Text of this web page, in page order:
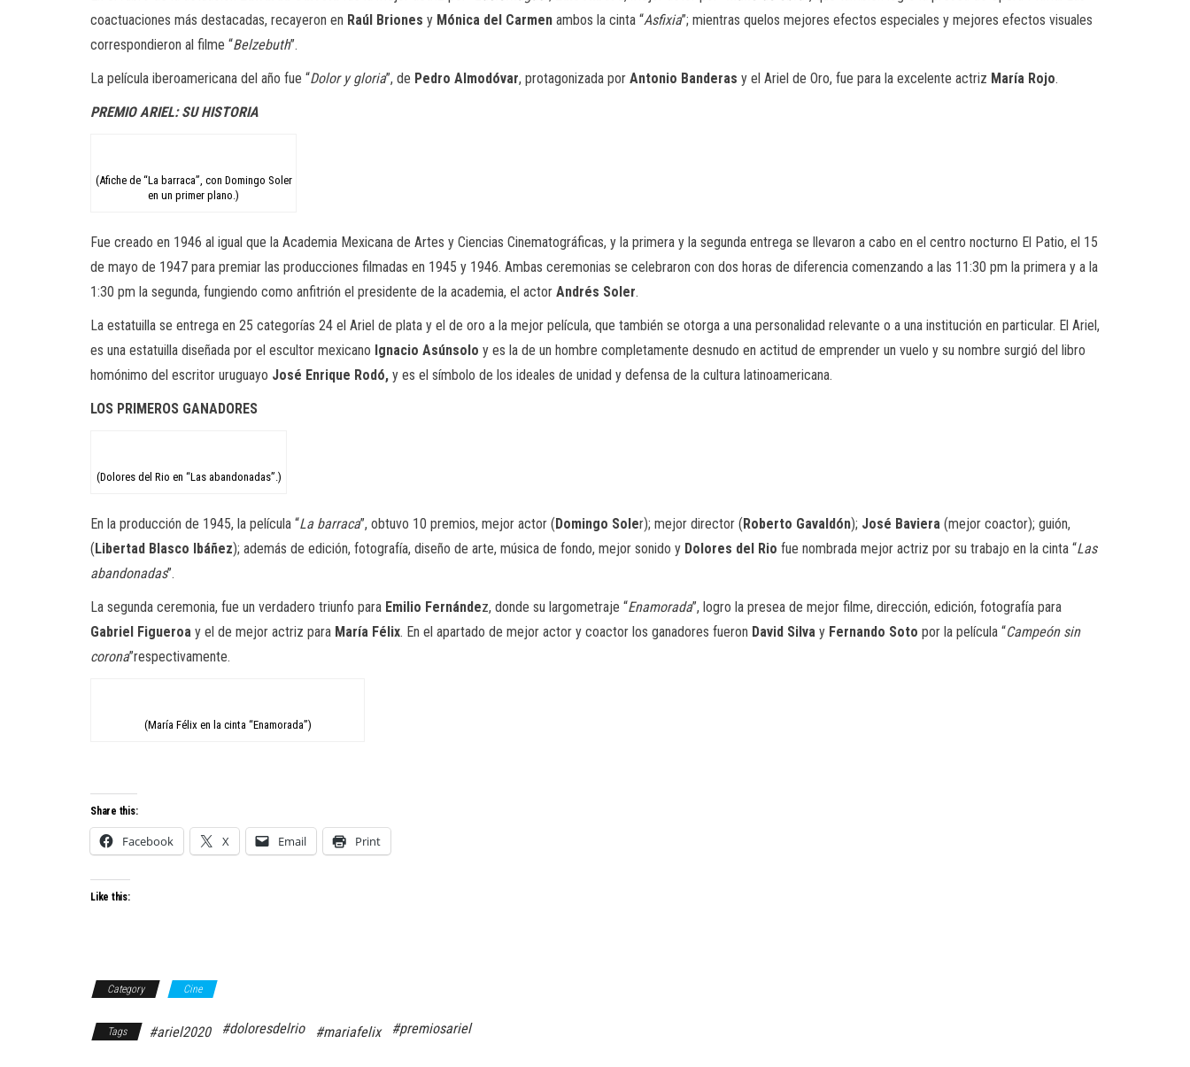
coactuaciones más destacadas, recayeron en Raúl Briones y Mónica del Carmen ambos la cinta “Asfixia”; mientras quelos mejores efectos especiales y mejores efectos visuales
correspondieron al filme “Belzebuth”.
La película iberoamericana del año fue “Dolor y gloria”, de Pedro Almodóvar, protagonizada por Antonio Banderas y el Ariel de Oro, fue para la excelente actriz María Rojo.
PREMIO ARIEL: SU HISTORIA
(Afiche de “La barraca”, con Domingo Soler
en un primer plano.)
Fue creado en 1946 al igual que la Academia Mexicana de Artes y Ciencias Cinematográficas, y la primera y la segunda entrega se llevaron a cabo en el centro nocturno El Patio, el 15
de mayo de 1947 para premiar las producciones filmadas en 1945 y 1946. Ambas ceremonias se celebraron con dos horas de diferencia comenzando a las 11:30 pm la primera y a la
1:30 pm la segunda, fungiendo como anfitrión el presidente de la academia, el actor Andrés Soler.
La estatuilla se entrega en 25 categorías 24 el Ariel de plata y el de oro a la mejor película, que también se otorga a una personalidad relevante o a una institución en particular. El Ariel,
es una estatuilla diseñada por el escultor mexicano Ignacio Asúnsolo y es la de un hombre completamente desnudo en actitud de emprender un vuelo y su nombre surgió del libro
homónimo del escritor uruguayo José Enrique Rodó, y es el símbolo de los ideales de unidad y defensa de la cultura latinoamericana.
LOS PRIMEROS GANADORES
(Dolores del Rio en “Las abandonadas”.)
En la producción de 1945, la película “La barraca”, obtuvo 10 premios, mejor actor (Domingo Soler); mejor director (Roberto Gavaldón); José Baviera (mejor coactor); guión,
(Libertad Blasco Ibáñez); además de edición, fotografía, diseño de arte, música de fondo, mejor sonido y Dolores del Rio fue nombrada mejor actriz por su trabajo en la cinta “Las
abandonadas”.
La segunda ceremonia, fue un verdadero triunfo para Emilio Fernández, donde su largometraje “Enamorada”, logro la presea de mejor filme, dirección, edición, fotografía para
Gabriel Figueroa y el de mejor actriz para María Félix. En el apartado de mejor actor y coactor los ganadores fueron David Silva y Fernando Soto por la película “Campeón sin
corona”respectivamente.
(María Félix en la cinta “Enamorada”)
Share this:
Facebook X Email Print
Like this:
Category Cine
Tags #ariel2020 #doloresdelrio #mariafelix #premiosariel